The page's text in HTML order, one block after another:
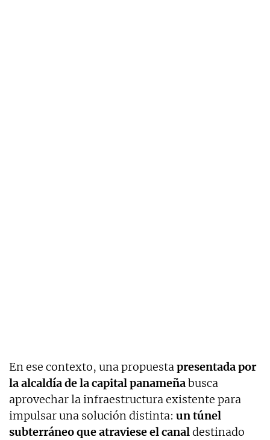
En ese contexto, una propuestapresentada por
la alcaldía de la capital panameñabusca
aprovechar la infraestructura existente para
impulsar una solución distinta: un túnel
subterráneo que atraviese el canaldestinado